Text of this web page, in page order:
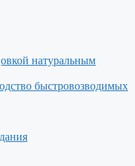
натуральным
быстровозводимых